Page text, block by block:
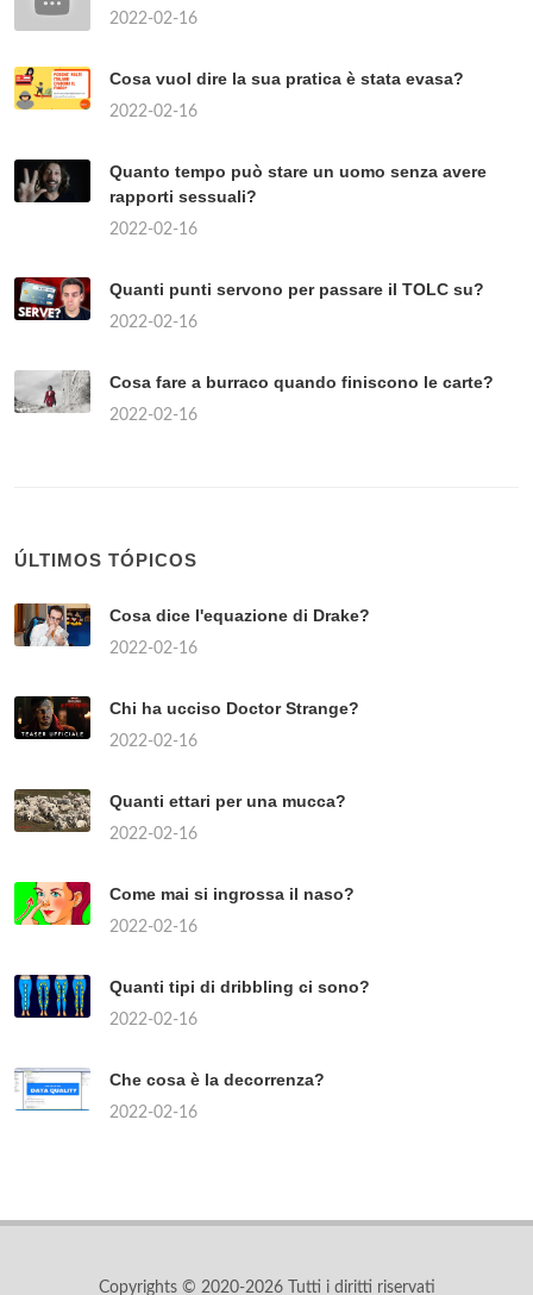
2022-02-16
Cosa vuol dire la sua pratica è stata evasa?
2022-02-16
Quanto tempo può stare un uomo senza avere
rapporti sessuali?
2022-02-16
Quanti punti servono per passare il TOLC su?
2022-02-16
Cosa fare a burraco quando finiscono le carte?
2022-02-16
ÚLTIMOS TÓPICOS
Cosa dice l'equazione di Drake?
2022-02-16
Chi ha ucciso Doctor Strange?
2022-02-16
Quanti ettari per una mucca?
2022-02-16
Come mai si ingrossa il naso?
2022-02-16
Quanti tipi di dribbling ci sono?
2022-02-16
Che cosa è la decorrenza?
2022-02-16
Copyrights © 2020-2026 Tutti i diritti riservati